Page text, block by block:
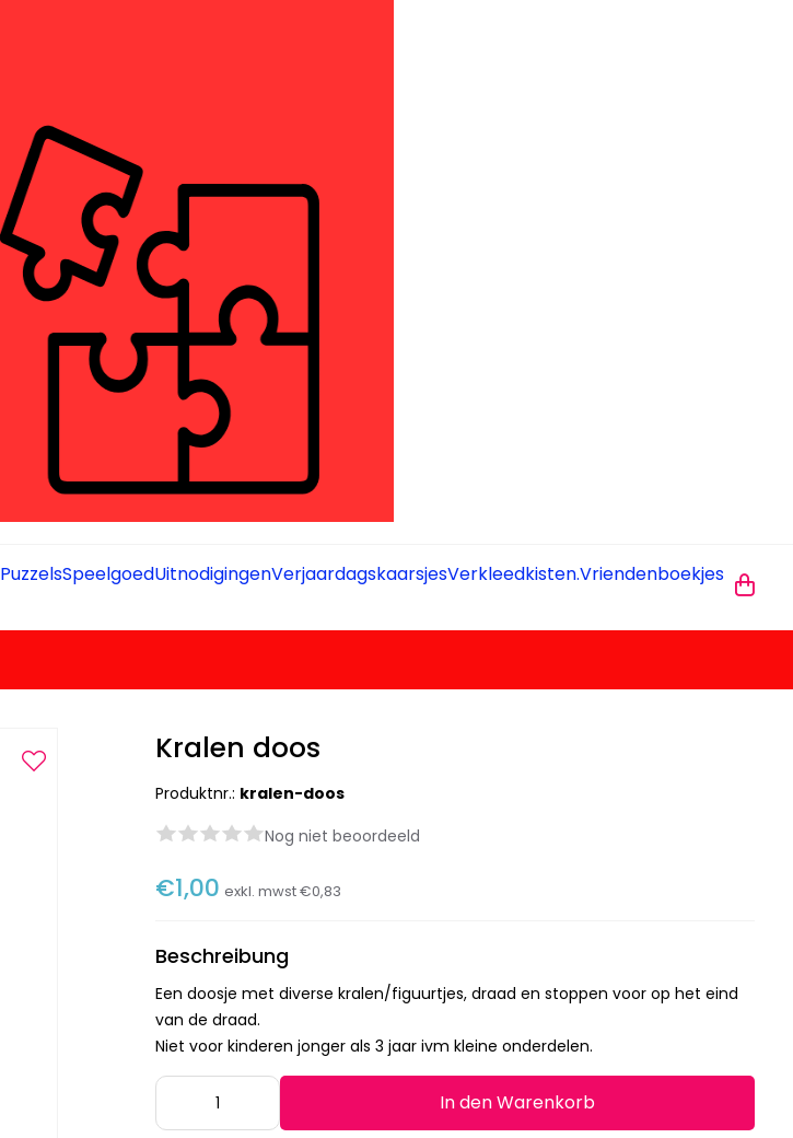
PuzzelsSpeelgoedUitnodigingenVerjaardagskaarsjesVerkleedkisten.Vriendenboekjes
Kralen doos
Produktnr.: kralen-doos
Nog niet beoordeeld
€1,00 exkl. mwst€0,83
Beschreibung
Een doosje met diverse kralen/figuurtjes, draad en stoppen voor op het eind
van de draad.
Niet voor kinderen jonger als 3 jaar ivm kleine onderdelen.
In den Warenkorb